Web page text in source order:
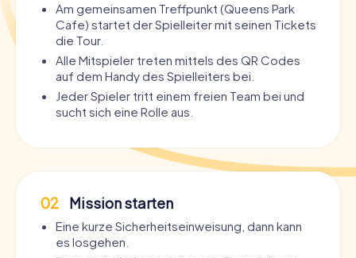
Am gemeinsamen Treffpunkt (Queens Park
Cafe) startet der Spielleiter mit seinen Tickets
die Tour.
Alle Mitspieler treten mittels des QR Codes
auf dem Handy des Spielleiters bei.
Jeder Spieler tritt einem freien Team bei und
sucht sich eine Rolle aus.
02 Mission starten
Eine kurze Sicherheitseinweisung, dann kann
es losgehen.